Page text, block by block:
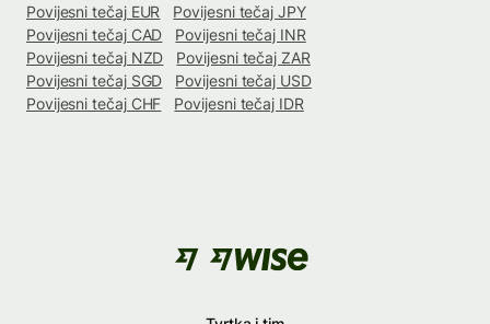
Povijesni tečaj EUR
Povijesni tečaj JPY
Povijesni tečaj CAD
Povijesni tečaj INR
Povijesni tečaj NZD
Povijesni tečaj ZAR
Povijesni tečaj SGD
Povijesni tečaj USD
Povijesni tečaj CHF
Povijesni tečaj IDR